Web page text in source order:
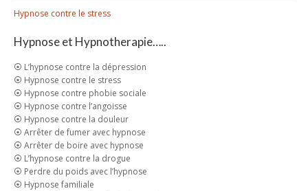
Hypnose contre le stress
Hypnose et Hypnotherapie…..
⦿ L’hypnose contre la dépression
⦿ Hypnose contre le stress
⦿ Hypnose contre phobie sociale
⦿ Hypnose contre l’angoisse
⦿ Hypnose contre la douleur
⦿ Arrêter de fumer avec hypnose
⦿ Arrêter de boire avec hypnose
⦿ L’hypnose contre la drogue
⦿ Perdre du poids avec l’hypnose
⦿ Hypnose familiale